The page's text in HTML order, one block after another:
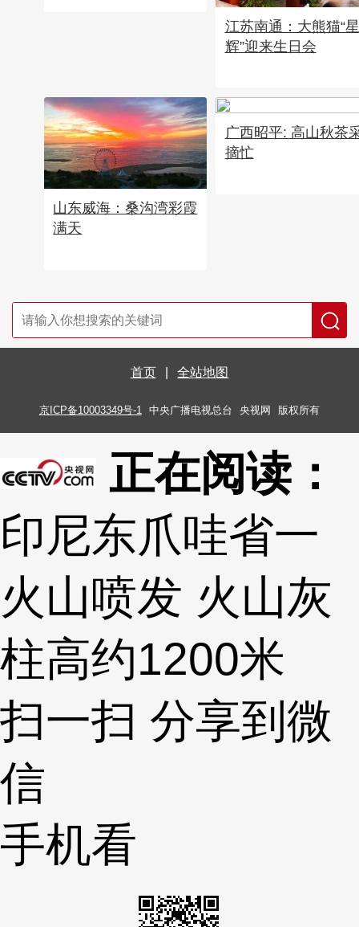
江苏南通：大熊猫“星
辉”迎来生日会
山东威海：桑沟湾彩霞
满天
广西昭平: 高山秋茶
摘忙
首页 全站地图
京ICP备10003349号-1 中央广播电视总台 央视网 版权所有
正在阅读：
印尼东爪哇省一
火山喷发 火山灰
柱高约1200米
扫一扫 分享到微
信
手机看